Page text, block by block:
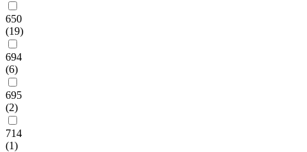
650
(19)
694
(6)
695
(2)
714
(1)